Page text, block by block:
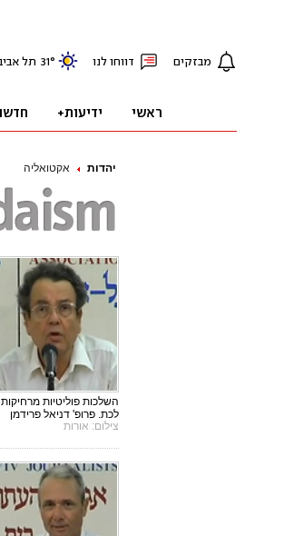
יהדות אקטואליה
השלכות פוליטיות מרחיקות
לכת. פרופ' דניאל פרידמן
צילום: אורות